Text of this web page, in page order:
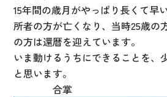
15年間の歳月がやっぱり長くて早
所者の方が亡くなり、当時25歳の
の方は還暦を迎えています。
いま動けるうちにできることを、
と思います。
合掌